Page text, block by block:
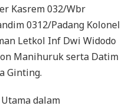
Kasrem 032/Wbr
0312/Padang Kolonel
Letkol Inf Dwi Widodo
Manihuruk serta Datim
Ginting.
dalam